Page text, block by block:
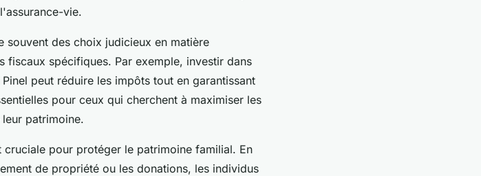
vie.
des choix judicieux en matière
fiscaux spécifiques. Par exemple, investir dans
peut réduire les impôts tout en garantissant
pour ceux qui cherchent à maximiser les
patrimoine.
pour protéger le patrimoine familial. En
de propriété ou les donations, les individus